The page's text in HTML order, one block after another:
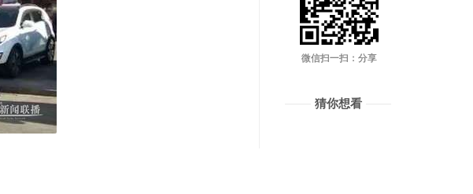
微信扫一扫：分享
猜你想看